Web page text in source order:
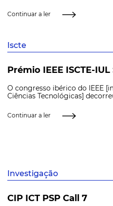
Continuar a ler
Iscte
Prémio IEEE ISCTE-
O congresso ibérico do IEEE
Ciências Tecnológicas]
Continuar a ler
Investigação
CIP ICT PSP Call 7